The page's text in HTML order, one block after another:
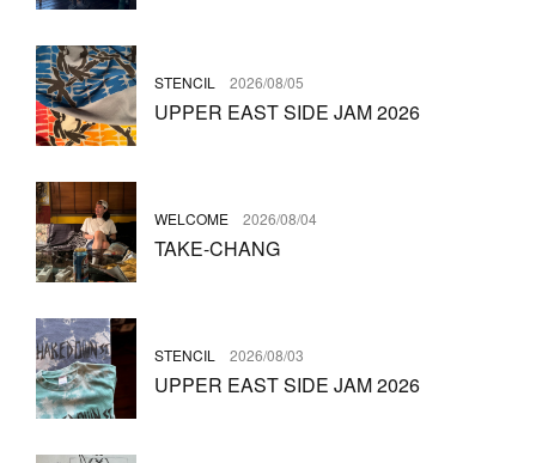
STENCIL 2026/08/05
UPPER EAST SIDE JAM 2026
WELCOME 2026/08/04
TAKE-CHANG
STENCIL 2026/08/03
UPPER EAST SIDE JAM 2026